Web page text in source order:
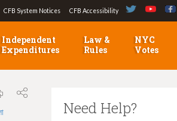
CFB System Notices CFB Accessibility
Independent
Expenditures
Law &
Rules
NYC
Votes
Need Help?